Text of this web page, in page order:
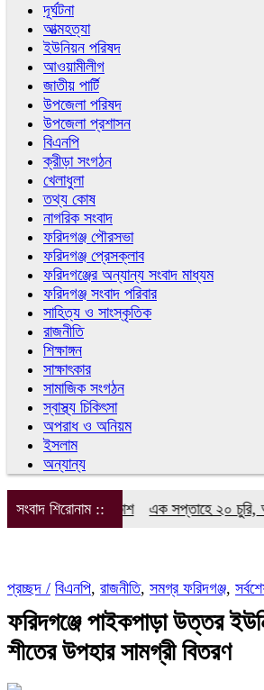
দূর্ঘটনা
আত্মহত্যা
ইউনিয়ন পরিষদ
আওয়ামীলীগ
জাতীয় পার্টি
উপজেলা পরিষদ
উপজেলা প্রশাসন
বিএনপি
ক্রীড়া সংগঠন
খেলাধুলা
তথ্য কোষ
নাগরিক সংবাদ
ফরিদগঞ্জ পৌরসভা
ফরিদগঞ্জ প্রেসক্লাব
ফরিদগঞ্জের অন্যান্য সংবাদ মাধ্যম
ফরিদগঞ্জ সংবাদ পরিবার
সাহিত্য ও সাংস্কৃতিক
রাজনীতি
শিক্ষাঙ্গন
সাক্ষাৎকার
সামাজিক সংগঠন
স্বাস্থ্য চিকিৎসা
অপরাধ ও অনিয়ম
ইসলাম
অন্যান্য
সংবাদ শিরোনাম ::
ফোরামের আত্মপ্রকাশ এক সপ্তাহে ২০ চুরি,
প্রচ্ছদ / বিএনপি, রাজনীতি, সমগ্র ফরিদগঞ্জ,
ফরিদগঞ্জে পাইকপাড়া উত্তর
শীতের উপহার সামগ্রী বিতরণ